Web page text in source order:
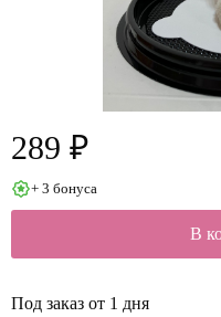
289 ₽
+ 3 бонуса
В
Под заказ от 1 дня